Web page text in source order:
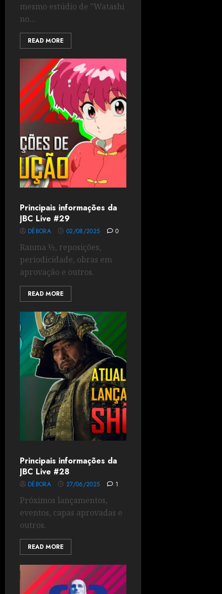
mesmo estúdio de "Watashi
no...
READ MORE
Principais informações da
JBC Live #29
DÉBORA 02/08/2025 0
Ranma ½, reposições,
periodicidade, obras em
aprovação e outros.
READ MORE
Principais informações da
JBC Live #28
DÉBORA 27/06/2025 1
Próximos lançamentos,
eventos, capas aprovadas e
outros.
READ MORE